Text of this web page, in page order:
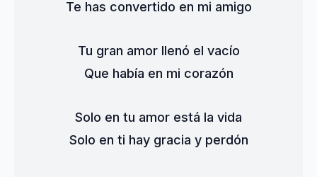
Te has convertido en mi amigo
Tu gran amor llenó el vacío
Que había en mi corazón
Solo en tu amor está la vida
Solo en ti hay gracia y perdón